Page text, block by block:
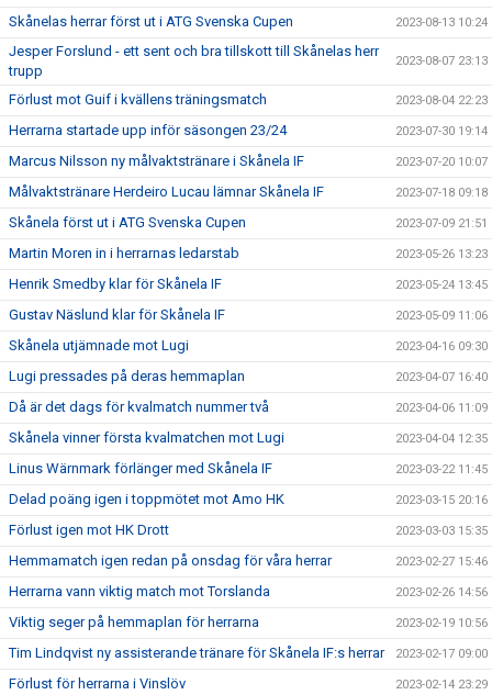
Skånelas herrar först ut i ATG Svenska Cupen 2023-08-13 10:24
Jesper Forslund - ett sent och bra tillskott till Skånelas herr
trupp
2023-08-07 23:13
Förlust mot Guif i kvällens träningsmatch 2023-08-04 22:23
Herrarna startade upp inför säsongen 23/24 2023-07-30 19:14
Marcus Nilsson ny målvaktstränare i Skånela IF 2023-07-20 10:07
Målvaktstränare Herdeiro Lucau lämnar Skånela IF 2023-07-18 09:18
Skånela först ut i ATG Svenska Cupen 2023-07-09 21:51
Martin Moren in i herrarnas ledarstab 2023-05-26 13:23
Henrik Smedby klar för Skånela IF 2023-05-24 13:45
Gustav Näslund klar för Skånela IF 2023-05-09 11:06
Skånela utjämnade mot Lugi 2023-04-16 09:30
Lugi pressades på deras hemmaplan 2023-04-07 16:40
Då är det dags för kvalmatch nummer två 2023-04-06 11:09
Skånela vinner första kvalmatchen mot Lugi 2023-04-04 12:35
Linus Wärnmark förlänger med Skånela IF 2023-03-22 11:45
Delad poäng igen i toppmötet mot Amo HK 2023-03-15 20:16
Förlust igen mot HK Drott 2023-03-03 15:35
Hemmamatch igen redan på onsdag för våra herrar 2023-02-27 15:46
Herrarna vann viktig match mot Torslanda 2023-02-26 14:56
Viktig seger på hemmaplan för herrarna 2023-02-19 10:56
Tim Lindqvist ny assisterande tränare för Skånela IF:s herrar 2023-02-17 09:00
Förlust för herrarna i Vinslöv 2023-02-14 23:29